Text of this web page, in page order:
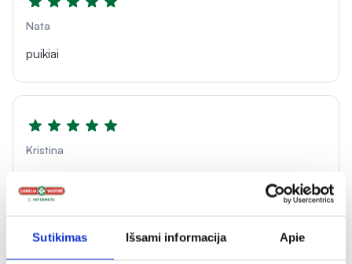
Sutikimas Išsami informacija Apie
Nata
puikiai
Kristina